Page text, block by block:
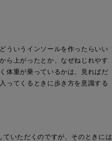
ういうインソールを作ったらいい
ら上がったとか、なぜねじれやす
体重が乗っているかは、見ればだ
ってくるときに歩き方を意識する
いただくのですが、そのときには